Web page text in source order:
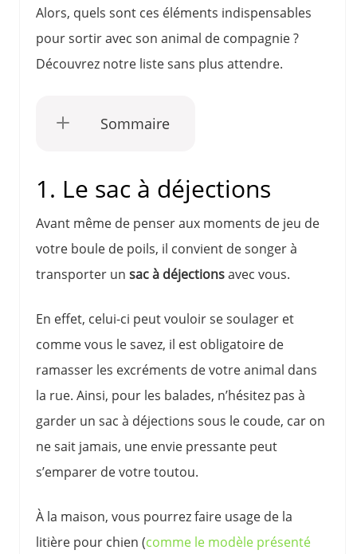
Alors, quels sont ces éléments indispensables
pour sortir avec son animal de compagnie ?
Découvrez notre liste sans plus attendre.
Sommaire
1. Le sac à déjections
Avant même de penser aux moments de jeu de
votre boule de poils, il convient de songer à
transporter un sac à déjectionsavec vous.
En effet, celui-ci peut vouloir se soulager et
comme vous le savez, il est obligatoire de
ramasser les excréments de votre animal dans
la rue. Ainsi, pour les balades, n’hésitez pas à
garder un sac à déjections sous le coude, car on
ne sait jamais, une envie pressante peut
s’emparer de votre toutou.
À la maison, vous pourrez faire usage de la
litière pour chien (comme le modèle présenté